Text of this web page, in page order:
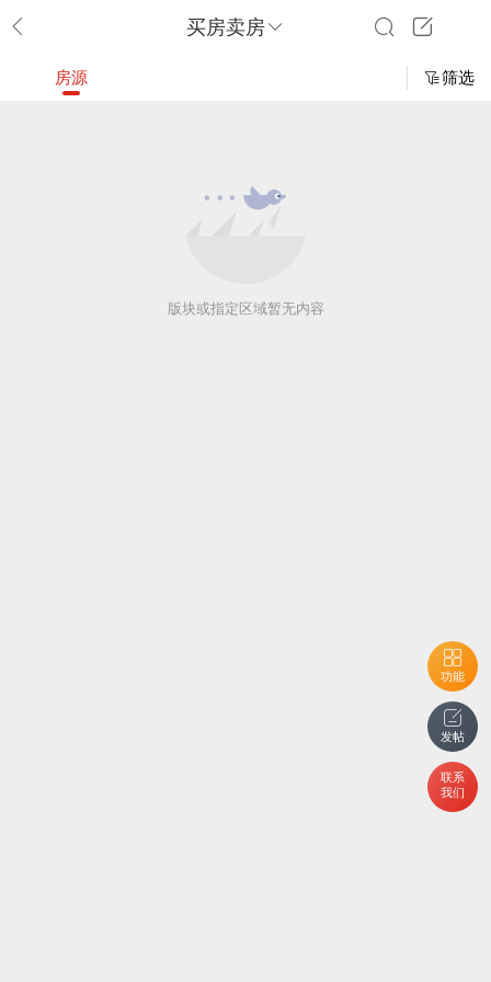
买房卖房
功能
发帖
联系
我们
房源 筛选
版块或指定区域暂无内容